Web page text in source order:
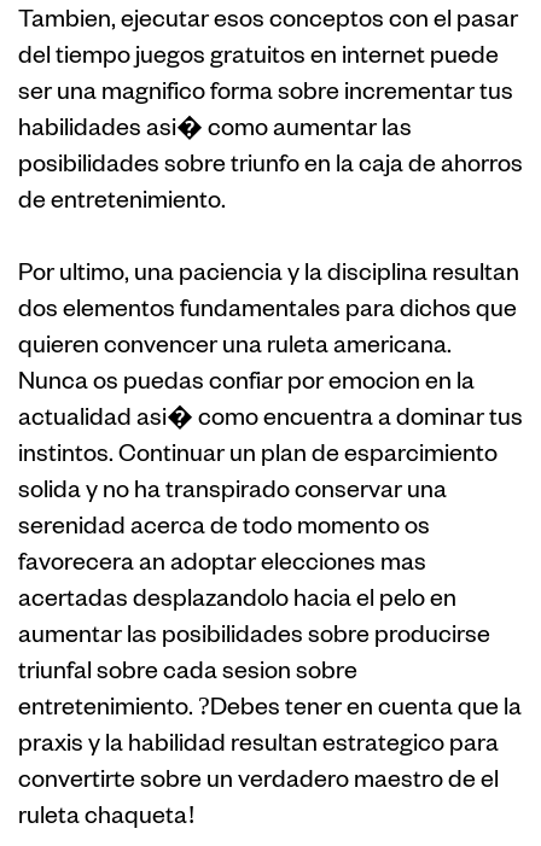
Tambien, ejecutar esos conceptos con el pasar
del tiempo juegos gratuitos en internet puede
ser una magnifico forma sobre incrementar tus
habilidades asi� como aumentar las
posibilidades sobre triunfo en la caja de ahorros
de entretenimiento.
Por ultimo, una paciencia y la disciplina resultan
dos elementos fundamentales para dichos que
quieren convencer una ruleta americana.
Nunca os puedas confiar por emocion en la
actualidad asi� como encuentra a dominar tus
instintos. Continuar un plan de esparcimiento
solida y no ha transpirado conservar una
serenidad acerca de todo momento os
favorecera an adoptar elecciones mas
acertadas desplazandolo hacia el pelo en
aumentar las posibilidades sobre producirse
triunfal sobre cada sesion sobre
entretenimiento. ?Debes tener en cuenta que la
praxis y la habilidad resultan estrategico para
convertirte sobre un verdadero maestro de el
ruleta chaqueta!